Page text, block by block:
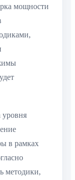
мощности
уровня
в рамках
методики,